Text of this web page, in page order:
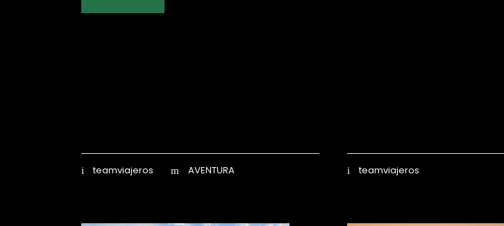
teamviajeros AVENTURA teamviajeros